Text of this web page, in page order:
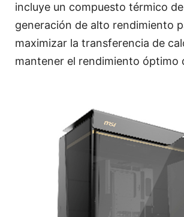
incluye un compuesto térmico
generación de alto rendimiento
maximizar la transferencia de
mantener el rendimiento óptimo